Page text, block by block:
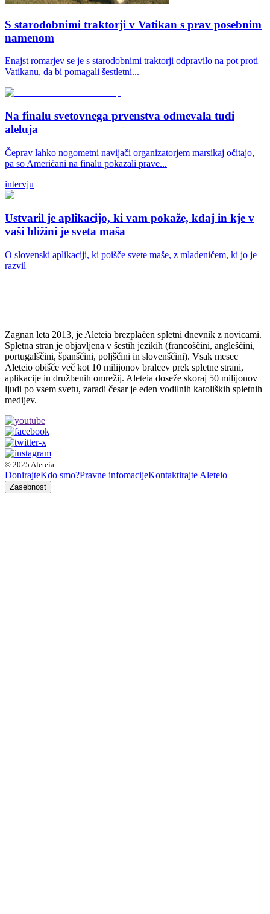
S starodobnimi traktorji v Vatikan s prav posebnim
namenom
Enajst romarjev se je s starodobnimi traktorji odpravilo na pot proti
Vatikanu, da bi pomagali šestletni...
Na finalu svetovnega prvenstva odmevala tudi
aleluja
Čeprav lahko nogometni navijači organizatorjem marsikaj očitajo,
pa so Američani na finalu pokazali prave...
intervju
Ustvaril je aplikacijo, ki vam pokaže, kdaj in kje v
vaši bližini je sveta maša
O slovenski aplikaciji, ki poišče svete maše, z mladeničem, ki jo je
razvil
Zagnan leta 2013, je Aleteia brezplačen spletni dnevnik z novicami.
Spletna stran je objavljena v šestih jezikih (francoščini, angleščini,
portugalščini, španščini, poljščini in slovenščini). Vsak mesec
Aleteio obišče več kot 10 milijonov bralcev prek spletne strani,
aplikacije in družbenih omrežij. Aleteia doseže skoraj 50 milijonov
ljudi po vsem svetu, zaradi česar je eden vodilnih katoliških spletnih
medijev.
© 2025 Aleteia
DonirajteKdo smo?Pravne infomacijeKontaktirajte Aleteio
Zasebnost